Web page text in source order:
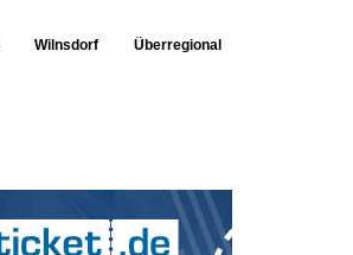
Wilnsdorf Überregional